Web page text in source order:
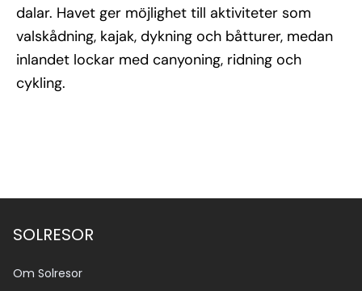
dalar. Havet ger möjlighet till aktiviteter som
valskådning, kajak, dykning och båtturer, medan
inlandet lockar med canyoning, ridning och
cykling.
SOLRESOR
Om Solresor